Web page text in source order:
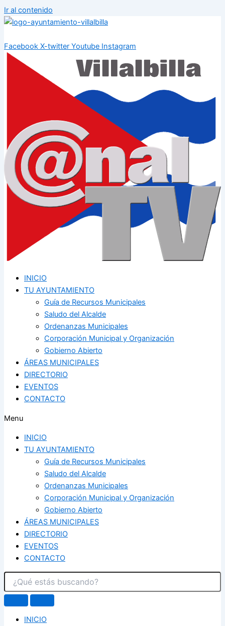
Ir al contenido
Facebook X-twitter Youtube Instagram
INICIO
TU AYUNTAMIENTO
Guía de Recursos Municipales
Saludo del Alcalde
Ordenanzas Municipales
Corporación Municipal y Organización
Gobierno Abierto
ÁREAS MUNICIPALES
DIRECTORIO
EVENTOS
CONTACTO
Menu
INICIO
TU AYUNTAMIENTO
Guía de Recursos Municipales
Saludo del Alcalde
Ordenanzas Municipales
Corporación Municipal y Organización
Gobierno Abierto
ÁREAS MUNICIPALES
DIRECTORIO
EVENTOS
CONTACTO
INICIO